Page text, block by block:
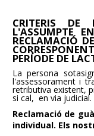
CRITERIS DE
L'ASSUMPTE
RECLAMACIÓ
PERÍODE DE
La persona
l'assessorament i
retributiva existent,
si cal, en via judicial.
Reclamació de
individual. Els